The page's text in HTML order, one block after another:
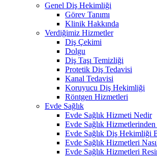
Genel Diş Hekimliği
Görev Tanımı
Klinik Hakkında
Verdiğimiz Hizmetler
Diş Çekimi
Dolgu
Diş Taşı Temizliği
Protetik Diş Tedavisi
Kanal Tedavisi
Koruyucu Diş Hekimliği
Röntgen Hizmetleri
Evde Sağlık
Evde Sağlık Hizmeti Nedir
Evde Sağlık
Evde Sağlık Diş Hekimliği
Evde Sağlık Hizmetleri
Evde Sağlık Hizmetleri